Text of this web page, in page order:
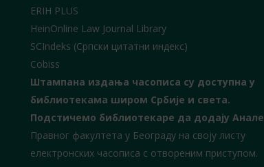
ERIH PLUS
HeinOnline Law Journal Library
SCIndeks (Српски цитатни индекс)
Cobiss
Штампана издања часописа су доступна у
библиотекама широм Србије и света.
Подстичемо библиотекаре да додају Анале
Правног факултета у Београду на своју листу
електронских часописа с отвореним приступом.